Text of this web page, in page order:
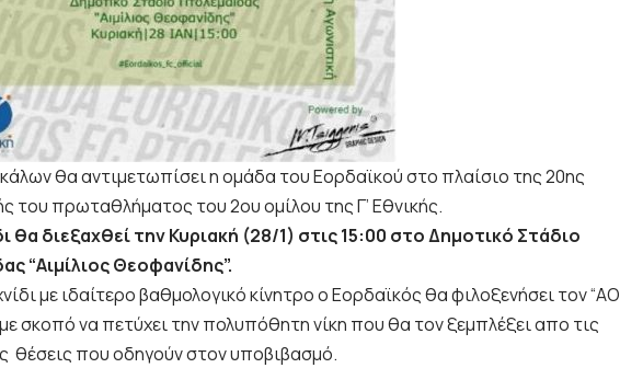
θα αντιμετωπίσει η ομάδα του Εορδαϊκού στο πλαίσιο της 20ης
του πρωταθλήματος του 2ου ομίλου της Γ’ Εθνικής.
θα διεξαχθεί την Κυριακή (28/1) στις 15:00 στο Δημοτικό Στάδιο
“Αιμίλιος Θεοφανίδης”.
με ιδαίτερο βαθμολογικό κίνητρο ο Εορδαϊκός θα φιλοξενήσει τον “ΑΟ
σκοπό να πετύχει την πολυπόθητη νίκη που θα τον ξεμπλέξει απο τις
θέσεις που οδηγούν στον υποβιβασμό.